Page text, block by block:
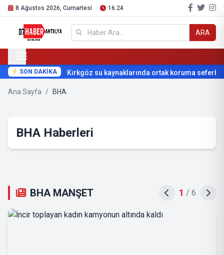
8 Ağustos 2026, Cumartesi 16:24
ARA
SON DAKİKA Kırkgöz su kaynaklarında ortak koruma
Ana Sayfa / BHA
BHA Haberleri
BHA MANŞET 2 / 6